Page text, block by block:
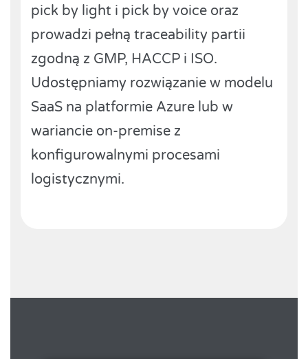
pick by light i pick by voice oraz
prowadzi pełną traceability partii
zgodną z GMP, HACCP i ISO.
Udostępniamy rozwiązanie w modelu
SaaS na platformie Azure lub w
wariancie on-premise z
konfigurowalnymi procesami
logistycznymi.